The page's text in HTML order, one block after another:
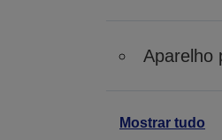
Aparelho
Mostrar tudo